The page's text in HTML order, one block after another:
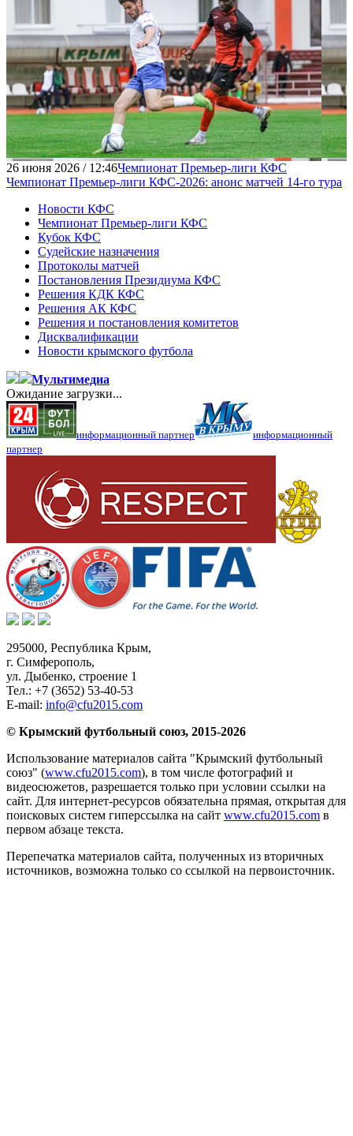
26 июня 2026 / 12:46Чемпионат Премьер-лиги КФС
Чемпионат Премьер-лиги КФС-2026: анонс матчей 14-го тура
Новости КФС
Чемпионат Премьер-лиги КФС
Кубок КФС
Судейские назначения
Протоколы матчей
Постановления Президиума КФС
Решения КДК КФС
Решения АК КФС
Решения и постановления комитетов
Дисквалификации
Новости крымского футбола
Мультимедиа
Ожидание загрузки...
информационный партнер
информационный
партнер
295000, Республика Крым,
г. Симферополь,
ул. Дыбенко, строение 1
Тел.: +7 (3652) 53-40-53
E-mail: info@cfu2015.com
© Крымский футбольный союз, 2015-2026
Использование материалов сайта "Крымский футбольный
союз" (www.cfu2015.com), в том числе фотографий и
видеосюжетов, разрешается только при условии ссылки на
сайт. Для интернет-ресурсов обязательна прямая, открытая для
поисковых систем гиперссылка на сайт www.cfu2015.com в
первом абзаце текста.
Перепечатка материалов сайта, полученных из вторичных
источников, возможна только со ссылкой на первоисточник.